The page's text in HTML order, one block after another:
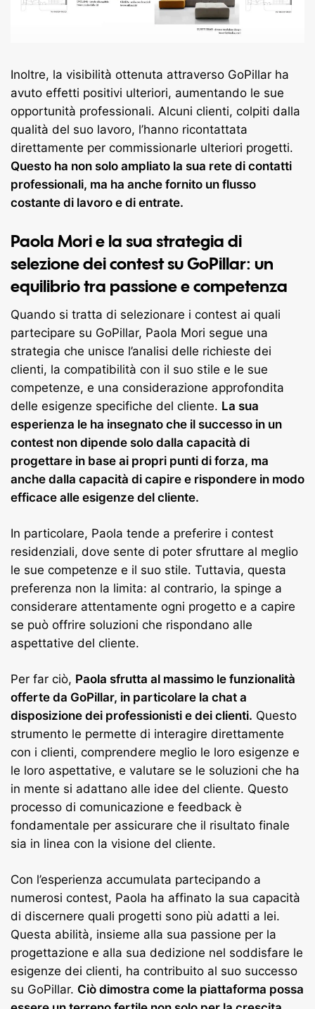
Inoltre, la visibilità ottenuta attraverso GoPillar ha
avuto effetti positivi ulteriori, aumentando le sue
opportunità professionali. Alcuni clienti, colpiti dalla
qualità del suo lavoro, l’hanno ricontattata
direttamente per commissionarle ulteriori progetti.
Questo ha non solo ampliato la sua rete di contatti
professionali, ma ha anche fornito un flusso
costante di lavoro e di entrate.
Paola Mori e la sua strategia di
selezione dei contest su GoPillar: un
equilibrio tra passione e competenza
Quando si tratta di selezionare i contest ai quali
partecipare su GoPillar, Paola Mori segue una
strategia che unisce l’analisi delle richieste dei
clienti, la compatibilità con il suo stile e le sue
competenze, e una considerazione approfondita
delle esigenze specifiche del cliente. La sua
esperienza le ha insegnato che il successo in un
contest non dipende solo dalla capacità di
progettare in base ai propri punti di forza, ma
anche dalla capacità di capire e rispondere in modo
efficace alle esigenze del cliente.
In particolare, Paola tende a preferire i contest
residenziali, dove sente di poter sfruttare al meglio
le sue competenze e il suo stile. Tuttavia, questa
preferenza non la limita: al contrario, la spinge a
considerare attentamente ogni progetto e a capire
se può offrire soluzioni che rispondano alle
aspettative del cliente.
Per far ciò, Paola sfrutta al massimo le funzionalità
offerte da GoPillar, in particolare la chat a
disposizione dei professionisti e dei clienti. Questo
strumento le permette di interagire direttamente
con i clienti, comprendere meglio le loro esigenze e
le loro aspettative, e valutare se le soluzioni che ha
in mente si adattano alle idee del cliente. Questo
processo di comunicazione e feedback è
fondamentale per assicurare che il risultato finale
sia in linea con la visione del cliente.
Con l’esperienza accumulata partecipando a
numerosi contest, Paola ha affinato la sua capacità
di discernere quali progetti sono più adatti a lei.
Questa abilità, insieme alla sua passione per la
progettazione e alla sua dedizione nel soddisfare le
esigenze dei clienti, ha contribuito al suo successo
su GoPillar. Ciò dimostra come la piattaforma possa